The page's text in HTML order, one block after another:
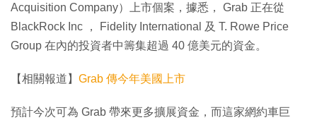
Acquisition Company）上市個案，據悉， Grab 正在從
BlackRock Inc ， Fidelity International 及 T. Rowe Price
Group 在內的投資者中籌集超過 40 億美元的資金。
【相關報道】 Grab 傳今年美國上市
預計今次可為 Grab 帶來更多擴展資金，而這家網約車巨